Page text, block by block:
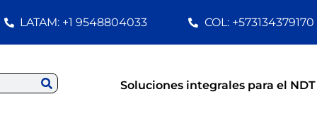
LATAM: +1 9548804033 COL: +573134379170
Soluciones integrales para el NDT